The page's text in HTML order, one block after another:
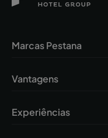
Marcas Pestana
Vantagens
Experiências